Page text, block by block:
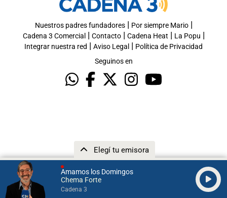
Amamos los Domingos
Chema Forte
Cadena 3
Elegí tu emisora
Nuestros padres fundadores| Por siempre Mario|
Cadena 3 Comercial | Contacto| Cadena Heat | La Popu |
Integrar nuestra red | Aviso Legal | Política de Privacidad
Seguinos en